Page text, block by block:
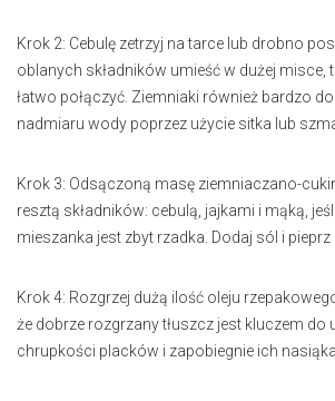
Krok 2: Cebulę zetrzyj na tarce lub drobno
oblanych składników umieść w dużej misce,
łatwo połączyć. Ziemniaki również bardzo
nadmiaru wody poprzez użycie sitka lub
Krok 3: Odsączoną masę ziemniaczano-
resztą składników: cebulą, jajkami i mąką,
mieszanka jest zbyt rzadka. Dodaj sól i pieprz
Krok 4: Rozgrzej dużą ilość oleju
że dobrze rozgrzany tłuszcz jest kluczem do
chrupkości placków i zapobiegnie ich